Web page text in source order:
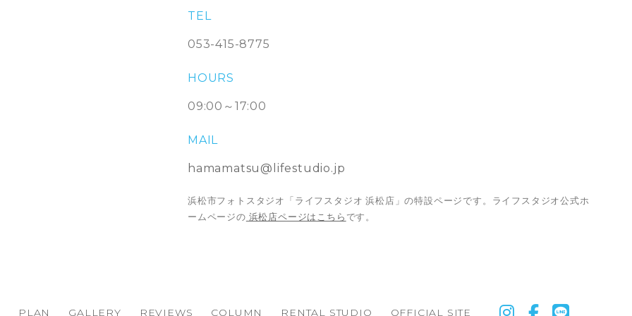
TEL
053-415-8775
HOURS
09:00～17:00
MAIL
hamamatsu@lifestudio.jp
浜松市フォトスタジオ「ライフスタジオ 浜松店」の特設ページです。ライフスタジオ公式ホ
ームページの 浜松店ページはこちら です。
PLAN GALLERY REVIEWS COLUMN RENTAL STUDIO OFFICIAL SITE